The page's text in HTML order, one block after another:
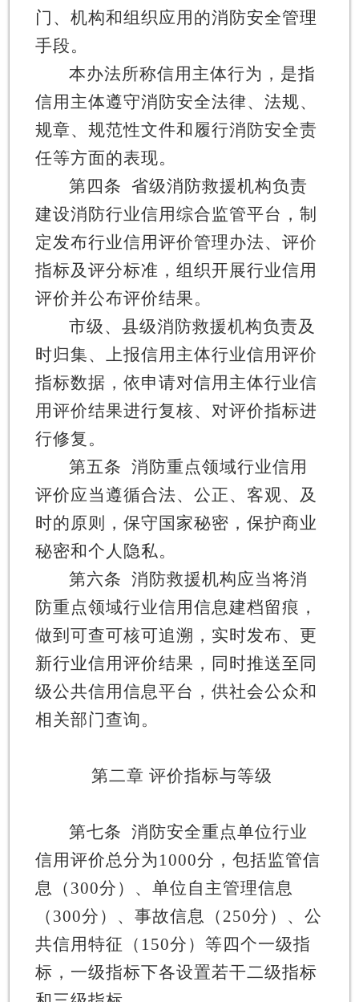
门、机构和组织应用的消防安全管理
手段。
本办法所称信用主体行为，是指
信用主体遵守消防安全法律、法规、
规章、规范性文件和履行消防安全责
任等方面的表现。
第四条 省级消防救援机构负责
建设消防行业信用综合监管平台，制
定发布行业信用评价管理办法、评价
指标及评分标准，组织开展行业信用
评价并公布评价结果。
市级、县级消防救援机构负责及
时归集、上报信用主体行业信用评价
指标数据，依申请对信用主体行业信
用评价结果进行复核、对评价指标进
行修复。
第五条 消防重点领域行业信用
评价应当遵循合法、公正、客观、及
时的原则，保守国家秘密，保护商业
秘密和个人隐私。
第六条 消防救援机构应当将消
防重点领域行业信用信息建档留痕，
做到可查可核可追溯，实时发布、更
新行业信用评价结果，同时推送至同
级公共信用信息平台，供社会公众和
相关部门查询。
第二章 评价指标与等级
第七条 消防安全重点单位行业
信用评价总分为 1000分，包括监管信
息 （ 300分）、单位自主管理信息
（ 300分）、事故信息（ 250分）、公
共信用特征（ 150分）等四个一级指
标，一级指标下各设置若干二级指标